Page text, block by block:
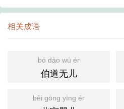
相关成语
bó dào wú ér
伯道无儿
běi gōng yīng ér